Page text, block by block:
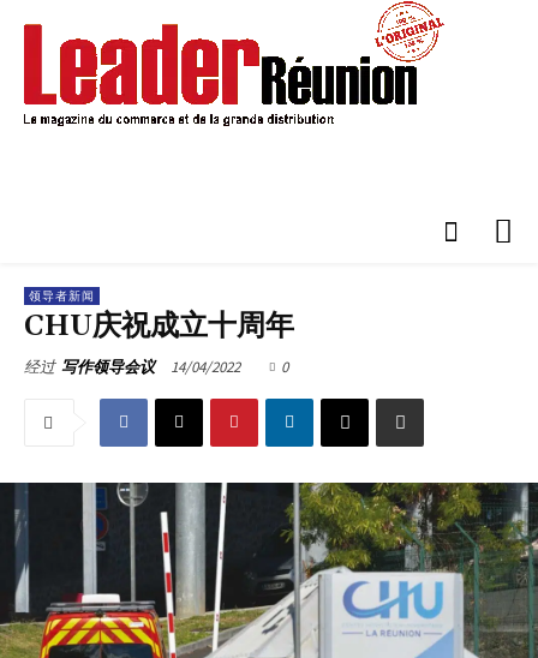
领导者新闻
CHU庆祝成立十周年
经过 写作领导会议 14/04/2022 0